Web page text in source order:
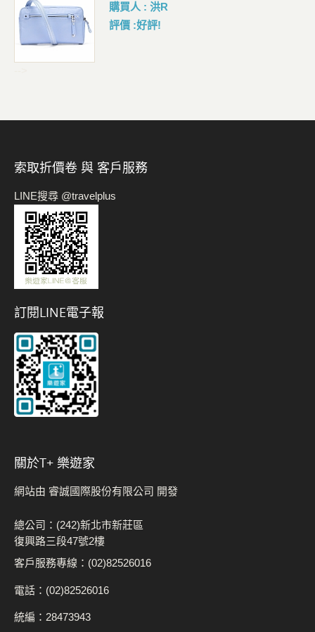
購買人 : 洪R
評價 :好評!
索取折價卷 與 客戶服務
LINE搜尋 @travelplus
訂閱LINE電子報
關於t+ 樂遊家
網站由 睿誠國際股份有限公司 開發
總公司：(242)新北市新莊區
復興路三段47號2樓
客戶服務專線：(02)82526016
電話：(02)82526016
統編：28473943